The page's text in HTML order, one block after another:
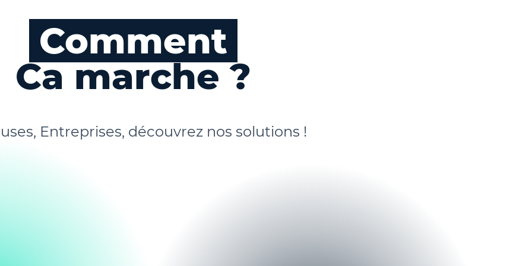
Comment
Ca marche?
Entreprises, découvrez nos solutions !